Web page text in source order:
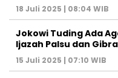
18 Juli 2025 | 08:04 WIB
Jokowi Tuding Ada
Ijazah Palsu dan
15 Juli 2025 | 07:10 WIB